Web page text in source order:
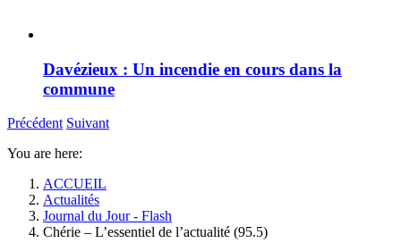
Davézieux : Un incendie en cours dans la
commune
Précédent Suivant
You are here:
ACCUEIL
Actualités
Journal du Jour - Flash
Chérie – L’essentiel de l’actualité (95.5)